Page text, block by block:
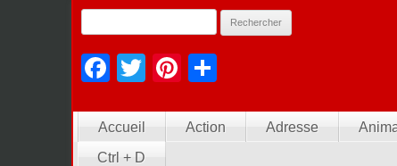
Facebook
TwitterPinterest
Accueil Action Adresse
Ctrl + D